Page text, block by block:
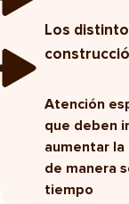
Los
Atención
que deben
aumentar
de manera
tiempo